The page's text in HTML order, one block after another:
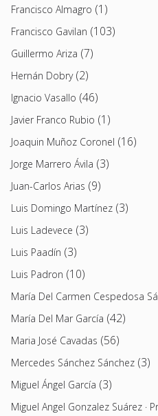
Francisco Almagro (1)
Francisco Gavilan (103)
Guillermo Ariza (7)
Hernán Dobry(2)
Ignacio Vasallo (46)
Javier Franco Rubio (1)
Joaquin Muñoz Coronel (16)
Jorge Marrero Ávila (3)
Juan-Carlos Arias (9)
Luis Domingo Martínez (3)
Luis Ladevece (3)
Luis Paadín (3)
Luis Padron (10)
María Del Carmen Cespedosa
María Del Mar García (42)
Maria José Cavadas (56)
Mercedes Sánchez Sánchez (3)
Miguel Ángel García (3)
Miguel Angel Gonzalez Suárez ·